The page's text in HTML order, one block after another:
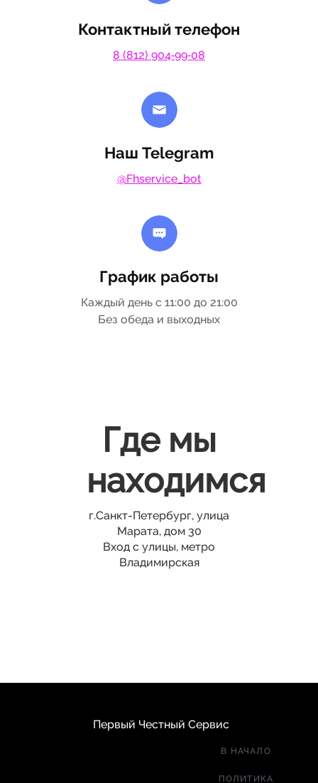
Контактный телефон
8 (812) 904‑99‑08
Наш Telegram
@Fhservice_bot
График работы
Каждый день с 11:00 до 21:00
Без обеда и выходных
Где мы
находимся
г.Санкт-Петербург, улица
Марата, дом 30
Вход с улицы, метро
Владимирская
Первый Честный Сервис
В НАЧАЛО
ПОЛИТИКА